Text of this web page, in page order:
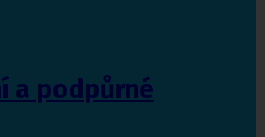
a podpůrné